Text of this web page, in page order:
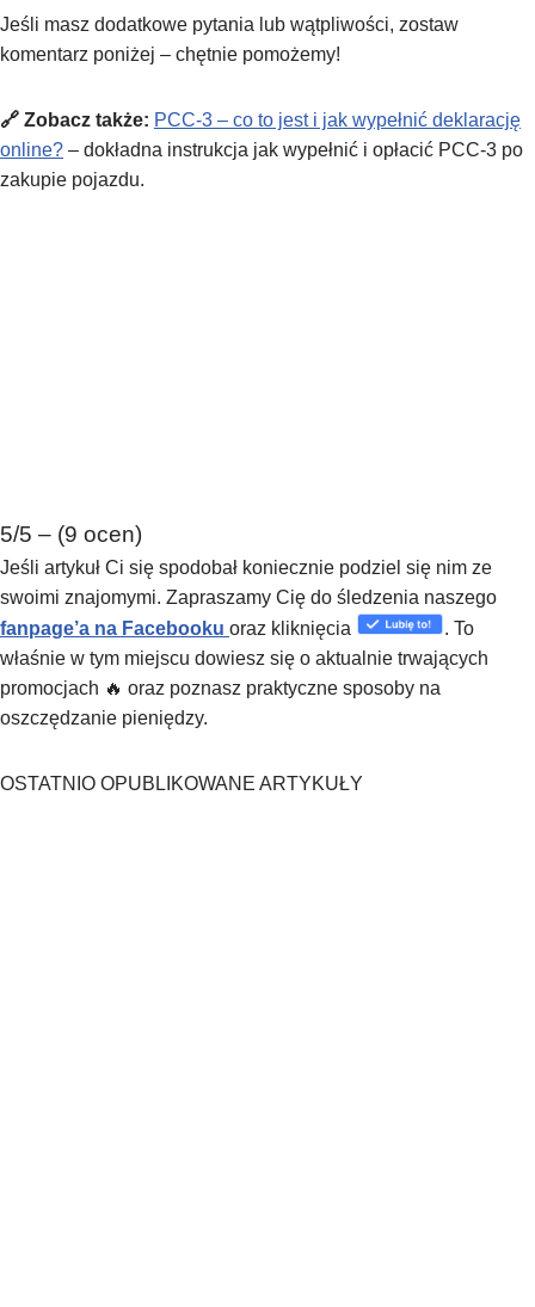
Jeśli masz dodatkowe pytania lub wątpliwości, zostaw
komentarz poniżej – chętnie pomożemy!
🔗 Zobacz także: PCC-3 – co to jest i jak wypełnić deklarację
online? – dokładna instrukcja jak wypełnić i opłacić PCC-3 po
zakupie pojazdu.
5/5 – (9 ocen)
Jeśli artykuł Ci się spodobał koniecznie podziel się nim ze
swoimi znajomymi. Zapraszamy Cię do śledzenia naszego
fanpage’a na Facebooku oraz kliknięcia
. To
właśnie w tym miejscu dowiesz się o aktualnie trwających
promocjach 🔥 oraz poznasz praktyczne sposoby na
oszczędzanie pieniędzy.
OSTATNIO OPUBLIKOWANE ARTYKUŁY